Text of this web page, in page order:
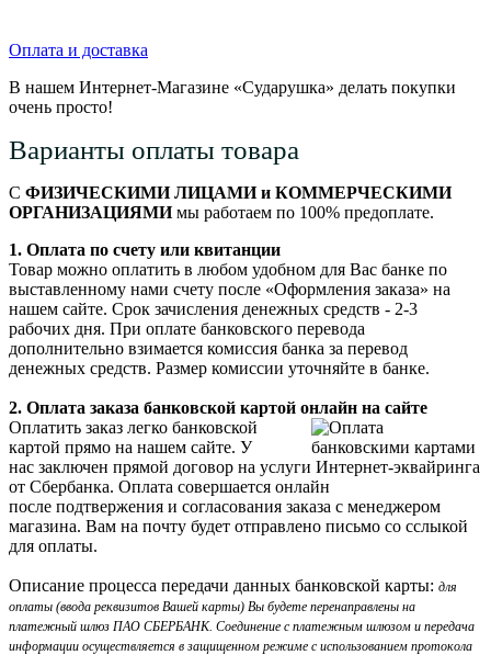
Оплата и доставка
В нашем Интернет-Магазине «Сударушка» делать покупки
очень просто!
Варианты оплаты товара
С ФИЗИЧЕСКИМИ ЛИЦАМИ и КОММЕРЧЕСКИМИ
ОРГАНИЗАЦИЯМИмы работаем по 100% предоплате.
1. Оплата по счету или квитанции
Товар можно оплатить в любом удобном для Вас банке по
выставленному нами счету после «Оформления заказа» на
нашем сайте. Срок зачисления денежных средств - 2-3
рабочих дня. При оплате банковского перевода
дополнительно взимается комиссия банка за перевод
денежных средств. Размер комиссии уточняйте в банке.
2. Оплата заказа банковской картой онлайн на сайте
Оплатить заказ легко банковской
картой прямо на нашем сайте. У
нас заключен прямой договор на услуги Интернет-эквайринга
от Сбербанка. Оплата совершается онлайн
после подтвержения и согласования заказа с менеджером
магазина. Вам на почту будет отправлено письмо со сслыкой
для оплаты.
Описание процесса передачи данных банковской карты: для
оплаты (ввода реквизитов Вашей карты) Вы будете перенаправлены на
платежный шлюз ПАО СБЕРБАНК. Соединение с платежным шлюзом и передача
информации осуществляется в защищенном режиме с использованием протокола